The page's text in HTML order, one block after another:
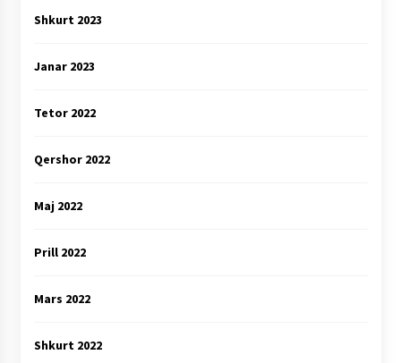
Shkurt 2023
Janar 2023
Tetor 2022
Qershor 2022
Maj 2022
Prill 2022
Mars 2022
Shkurt 2022